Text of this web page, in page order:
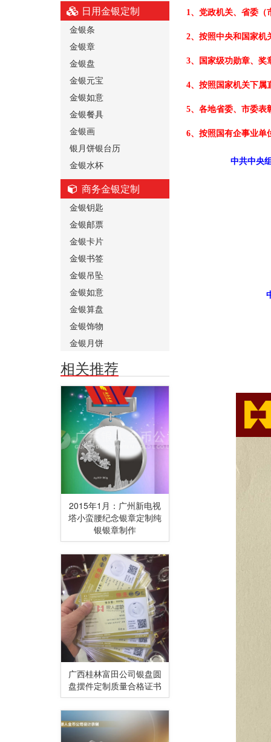
日用金银定制
金银条
金银章
金银盘
金银元宝
金银如意
金银餐具
金银画
银月饼银台历
金银水杯
商务金银定制
金银钥匙
金银邮票
金银卡片
金银书签
金银吊坠
金银如意
金银算盘
金银饰物
金银月饼
相关推荐
2015年1月：广州新电视
塔小蛮腰纪念银章定制纯
银银章制作
广西桂林富田公司银盘圆
盘摆件定制质量合格证书
1、党政机关、省委（
2、按照中央和国家机
3、国家级功勋章、奖
4、按照国家机关下属
5、各地省委、市委表
6、按照国有企事业单
中共中央